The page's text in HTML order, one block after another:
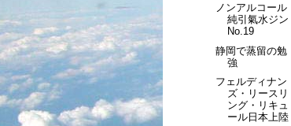
ノンアルコール
純引氣水ジン
No.19
静岡で蒸留の勉
強
フェルディナン
ズ・リースリ
ング・リキュ
ール日本上陸